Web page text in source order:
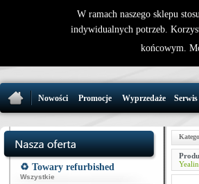
Nowości Promocje Wyprzedaże Serwis
♻️ Towary refurbished
Wszystkie
W ramach naszego sklepu
indywidualnych potrzeb.
końcowym.